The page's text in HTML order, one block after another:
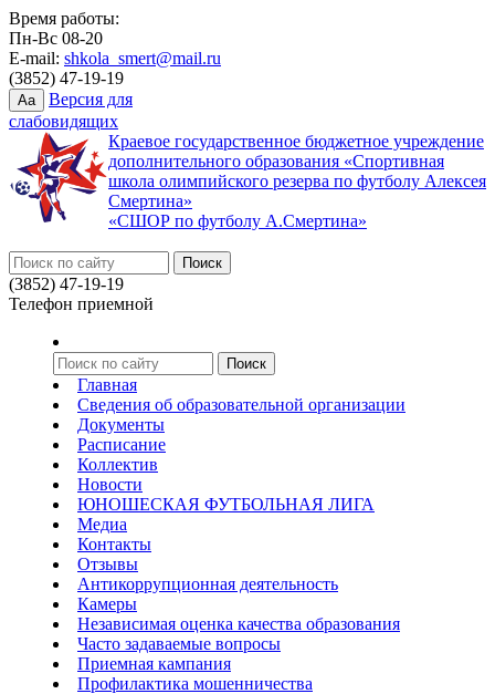
Время работы:
Пн-Вс 08-20
E-mail: shkola_smert@mail.ru
(3852) 47-19-19
Aa
Версия для
слабовидящих
Краевое государственное бюджетное учреждение
дополнительного образования «Спортивная
школа олимпийского резерва по футболу Алексея
Смертина»
«СШОР по футболу А.Смертина»
(3852) 47-19-19
Телефон приемной
Главная
Сведения об образовательной организации
Документы
Расписание
Коллектив
Новости
ЮНОШЕСКАЯ ФУТБОЛЬНАЯ ЛИГА
Медиа
Контакты
Отзывы
Антикоррупционная деятельность
Камеры
Независимая оценка качества образования
Часто задаваемые вопросы
Приемная кампания
Профилактика мошенничества